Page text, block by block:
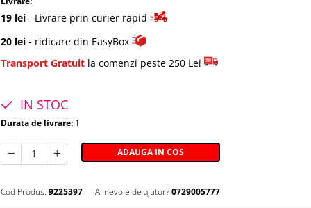
19 lei - Livrare prin curier rapid
20 lei - ridicare din EasyBox
Transport Gratuit la comenzi peste 250 Lei
IN STOC
Durata de livrare: 1
ADAUGA IN COS
Cod Produs: 9225397 Ai nevoie de ajutor?0729005777